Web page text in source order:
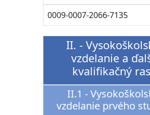
0009-0007-2066-7135
II. -
vzdelanie a
kvalifikačný
II.1 -
vzdelanie prvého